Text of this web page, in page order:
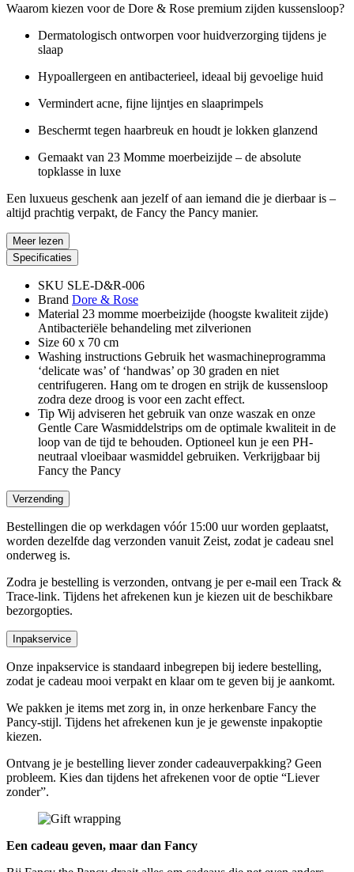
Waarom kiezen voor de Dore & Rose premium zijden kussensloop?
Dermatologisch ontworpen voor huidverzorging tijdens je
slaap
Hypoallergeen en antibacterieel, ideaal bij gevoelige huid
Vermindert acne, fijne lijntjes en slaaprimpels
Beschermt tegen haarbreuk en houdt je lokken glanzend
Gemaakt van 23 Momme moerbeizijde – de absolute
topklasse in luxe
Een luxueus geschenk aan jezelf of aan iemand die je dierbaar is –
altijd prachtig verpakt, de Fancy the Pancy manier.
Meer lezen
Specificaties
SKU SLE-D&R-006
Brand Dore & Rose
Material 23 momme moerbeizijde (hoogste kwaliteit zijde)
Antibacteriële behandeling met zilverionen
Size 60 x 70 cm
Washing instructions Gebruik het wasmachineprogramma
‘delicate was’ of ‘handwas’ op 30 graden en niet
centrifugeren. Hang om te drogen en strijk de kussensloop
zodra deze droog is voor een zacht effect.
Tip Wij adviseren het gebruik van onze waszak en onze
Gentle Care Wasmiddelstrips om de optimale kwaliteit in de
loop van de tijd te behouden. Optioneel kun je een PH-
neutraal vloeibaar wasmiddel gebruiken. Verkrijgbaar bij
Fancy the Pancy
Verzending
Bestellingen die op werkdagen vóór 15:00 uur worden geplaatst,
worden dezelfde dag verzonden vanuit Zeist, zodat je cadeau snel
onderweg is.
Zodra je bestelling is verzonden, ontvang je per e-mail een Track &
Trace-link. Tijdens het afrekenen kun je kiezen uit de beschikbare
bezorgopties.
Inpakservice
Onze inpakservice is standaard inbegrepen bij iedere bestelling,
zodat je cadeau mooi verpakt en klaar om te geven bij je aankomt.
We pakken je items met zorg in, in onze herkenbare Fancy the
Pancy-stijl. Tijdens het afrekenen kun je je gewenste inpakoptie
kiezen.
Ontvang je je bestelling liever zonder cadeauverpakking? Geen
probleem. Kies dan tijdens het afrekenen voor de optie “Liever
zonder”.
Een cadeau geven, maar dan Fancy